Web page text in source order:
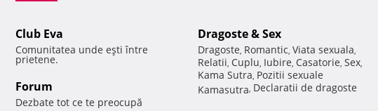
Club Eva
Comunitatea unde eşti între
prietene.
Forum
Dezbate tot ce te preocupă
Dragoste & Sex
Dragoste, Romantic, Viata sexuala,
Relatii, Cuplu, Iubire, Casatorie, Sex,
Kama Sutra, Pozitii sexuale
Kamasutra, Declaratii de dragoste